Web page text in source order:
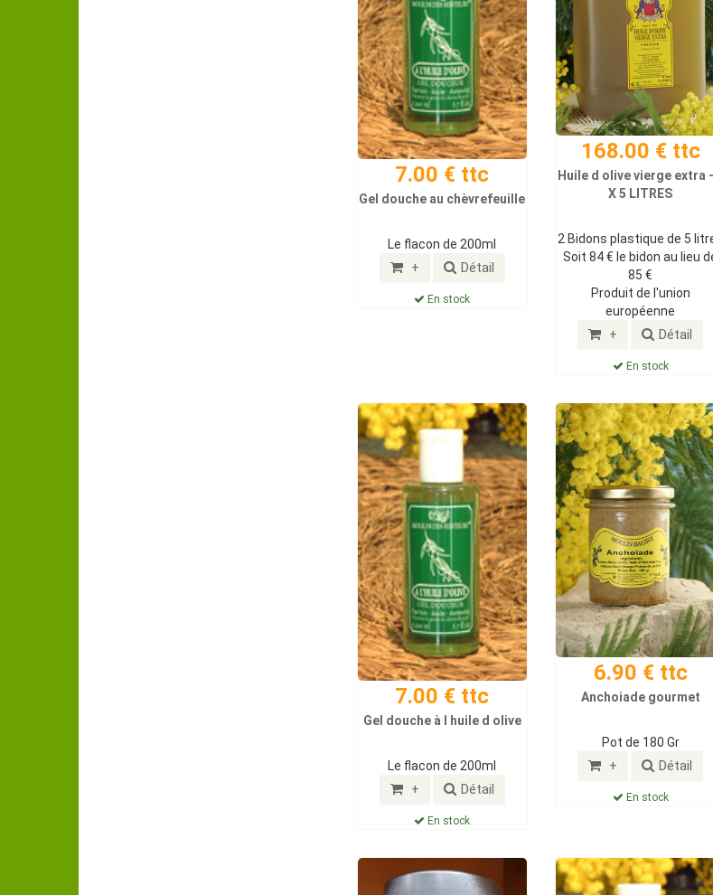
7.00 € ttc
Gel douche au chèvrefeuille
Le flacon de 200ml
+ Détail
En stock
168.00 € ttc
Huile d olive vierge extra
X 5 LITRES
2 Bidons plastique de 5
Soit 84 € le bidon au lieu
85 €
Produit de l'union
européenne
+ Détail
En stock
7.00 € ttc
Gel douche à l huile d olive
Le flacon de 200ml
+ Détail
En stock
6.90 € ttc
Anchoiade gourmet
Pot de 180 Gr
+ Détail
En stock